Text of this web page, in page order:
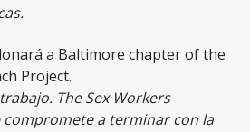
a Baltimore chapter of the
Project.
The Sex Workers
compromete a terminar con la